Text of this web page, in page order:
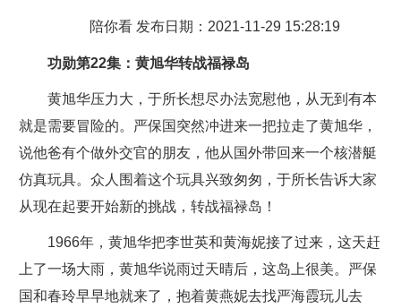
陪你看 发布日期：2021-11-29 15:28:19
功勋第22集：黄旭华转战福禄岛
黄旭华压力大，于所长想尽办法宽慰他，从无到有本
就是需要冒险的。严保国突然冲进来一把拉走了黄旭华，
说他爸有个做外交官的朋友，他从国外带回来一个核潜艇
仿真玩具。众人围着这个玩具兴致匆匆，于所长告诉大家
从现在起要开始新的挑战，转战福禄岛！
1966年，黄旭华把李世英和黄海妮接了过来，这天赶
上了一场大雨，黄旭华说雨过天晴后，这岛上很美。严保
国和春玲早早地就来了，抱着黄燕妮去找严海霞玩儿去